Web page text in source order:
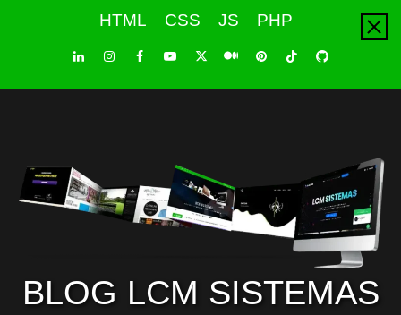
HTML CSS JS PHP
LinkedInInstagramFacebookYoutube
X PinterestTiktokGithub
BLOG LCM SISTEMAS